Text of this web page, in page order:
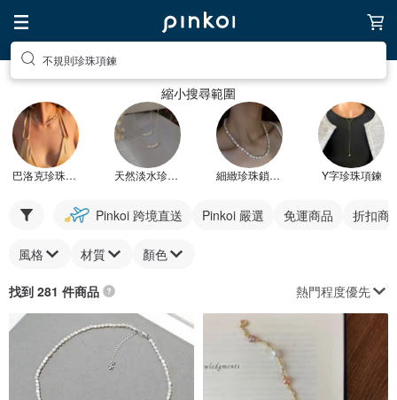
不規則珍珠項鍊
縮小搜尋範圍
巴洛克珍珠項鍊 天然淡水珍珠項鍊 細緻珍珠鎖骨鍊 Y字珍珠項鍊
Pinkoi 跨境直送 Pinkoi 嚴選 免運商品 折扣商
風格 材質 顏色
找到 281 件商品 熱門程度優先